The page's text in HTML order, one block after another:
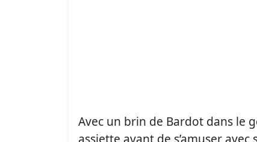
Avec un brin de Bardot dans le
assiette avant de s’amuser